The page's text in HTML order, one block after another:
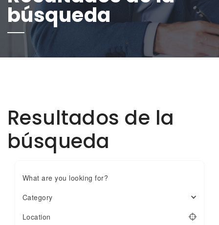
búsqueda
Resultados de la
búsqueda
What are you looking for?
Category
Location